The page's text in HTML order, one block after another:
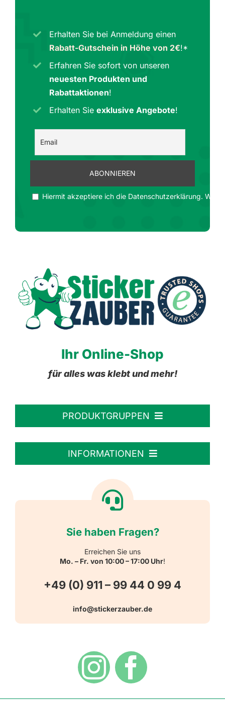
Erhalten Sie bei Anmeldung einen
Rabatt-Gutschein in Höhe von 2€!*
Erfahren Sie sofort von unseren
neuesten Produkten und
Rabattaktionen!
Erhalten Sieexklusive Angebote!
Hiermit akzeptiere ich die Datenschutzerklärung. Wir
Ihr Online-Shop
für alles was klebt und mehr!
PRODUKTGRUPPEN
Personalisierte Aufkleber
Reflektierende Aufkleber
Warn-, Gebots-, Verbots- und
Hinweisaufkleber
INFORMATIONEN
Versandarten
Widerrufsbelehrung
Sie haben Fragen?
Erreichen Sie uns
Mo. – Fr. von 10:00 – 17:00 Uhr!
+49 (0) 911 – 99 44 0 99 4
info@stickerzauber.de